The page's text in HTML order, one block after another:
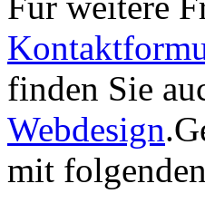
finden Sie
Webdesign
mit folgenden